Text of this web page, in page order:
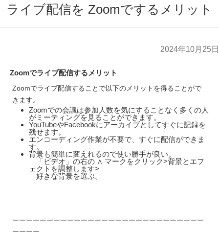
ライブ配信を Zoomでするメリット
2024年10月25日
Zoomでライブ配信するメリット
Zoomでライブ配信することで以下のメリットを得ることがで
きます。
Zoomでの会議は参加人数を気にすることなく多くの人
がミーティングを見ることができます。
YouTubeやFacebookにアーカイブとしてすぐに記録を
残せます。
エンコーディング作業が不要で、すぐに配信ができま
す。
背景も簡単に変えれるので使い勝手が良い。
「ビデオ」の右の ∧ マークをクリック>背景とエフ
ェクトを調整します>
好きな背景を選ぶ。
ーーーーーーーーーーーーーーーーーーーーーーーーーーーー